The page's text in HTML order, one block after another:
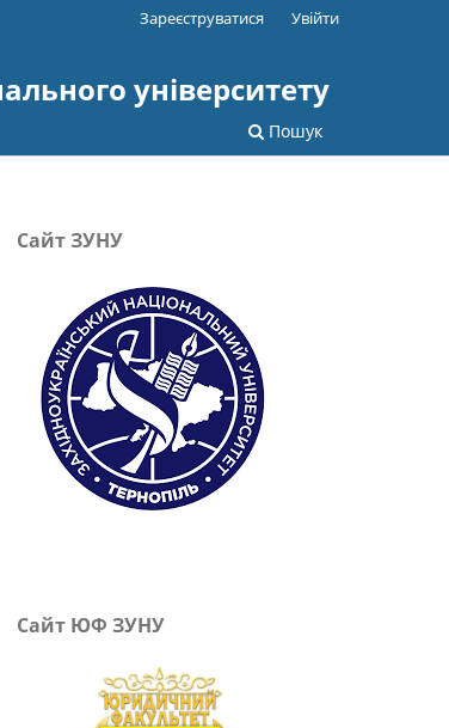
університету
Пошук
Зареєструватися Увійти
Сайт ЗУНУ
Сайт ЮФ ЗУНУ